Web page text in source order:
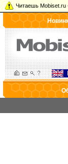
Читаешь Mobiset.ru